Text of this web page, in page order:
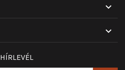


HÍRLEVÉL